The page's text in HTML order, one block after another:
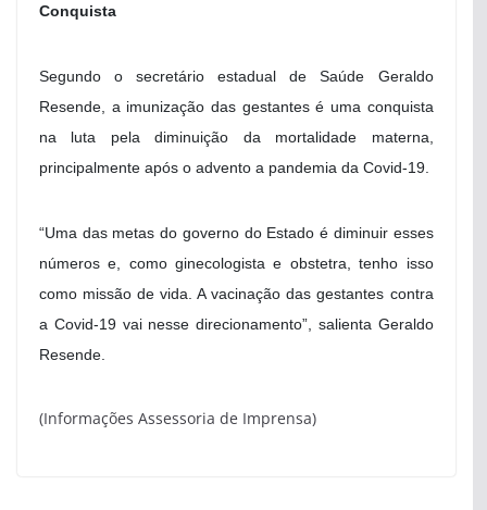
Conquista
Segundo o secretário estadual de Saúde Geraldo
Resende, a imunização das gestantes é uma conquista
na luta pela diminuição da mortalidade materna,
principalmente após o advento a pandemia da Covid-19.
“Uma das metas do governo do Estado é diminuir esses
números e, como ginecologista e obstetra, tenho isso
como missão de vida. A vacinação das gestantes contra
a Covid-19 vai nesse direcionamento”, salienta Geraldo
Resende.
(Informações Assessoria de Imprensa)